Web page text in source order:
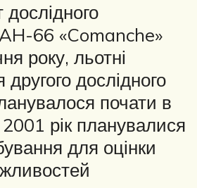
66 «Comanche»
року, льотні
дослідного
почати в
рік планувалися
для оцінки